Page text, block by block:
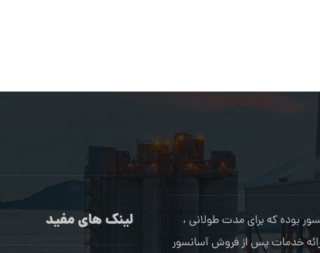
بوده که برای مدت طولانی ،
خدمات پس از فروش آسانسور
لینک های مفید